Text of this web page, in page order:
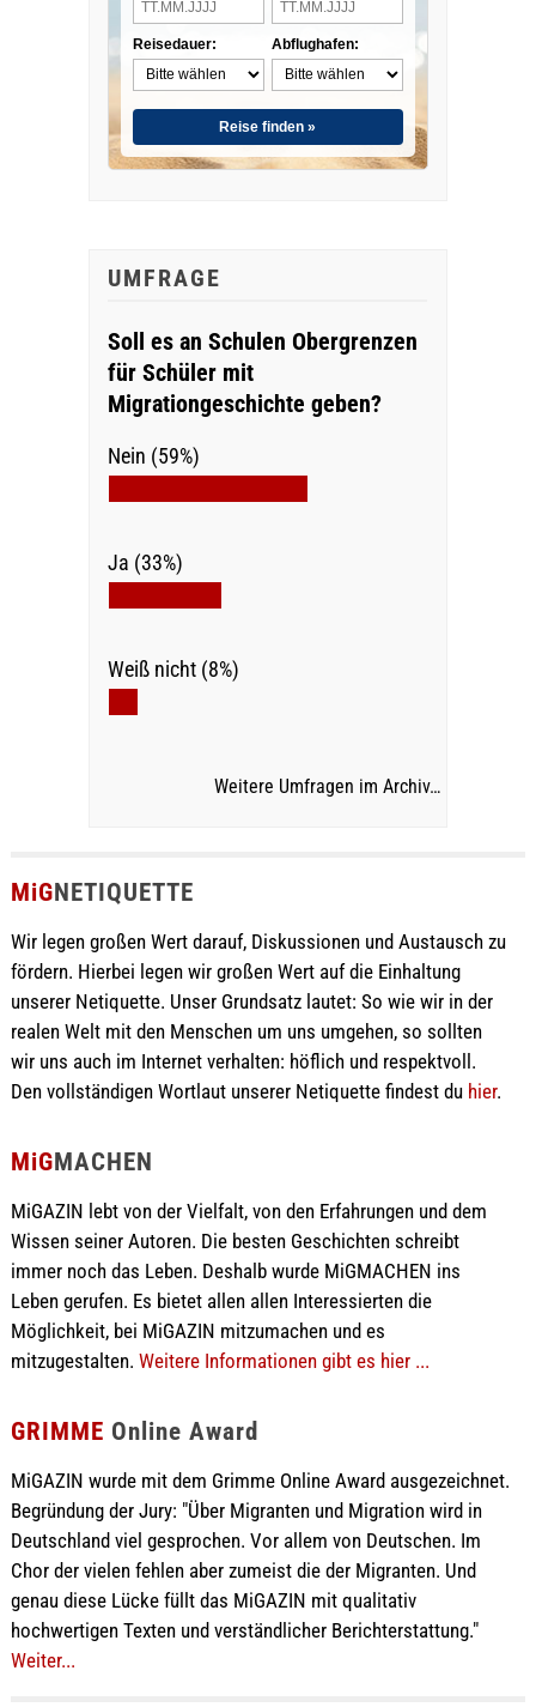
Reisedauer: Abflughafen:
Reise finden »
UMFRAGE
Soll es an Schulen Obergrenzen
für Schüler mit
Migrationgeschichte geben?
Nein (59%)
Ja (33%)
Weiß nicht (8%)
Weitere Umfragen im Archiv…
MiGNETIQUETTE
Wir legen großen Wert darauf, Diskussionen und Austausch zu
fördern. Hierbei legen wir großen Wert auf die Einhaltung
unserer Netiquette. Unser Grundsatz lautet: So wie wir in der
realen Welt mit den Menschen um uns umgehen, so sollten
wir uns auch im Internet verhalten: höflich und respektvoll.
Den vollständigen Wortlaut unserer Netiquette findest du hier.
MiGMACHEN
MiGAZIN lebt von der Vielfalt, von den Erfahrungen und dem
Wissen seiner Autoren. Die besten Geschichten schreibt
immer noch das Leben. Deshalb wurde MiGMACHEN ins
Leben gerufen. Es bietet allen allen Interessierten die
Möglichkeit, bei MiGAZIN mitzumachen und es
mitzugestalten. Weitere Informationen gibt es hier ...
GRIMME Online Award
MiGAZIN wurde mit dem Grimme Online Award ausgezeichnet.
Begründung der Jury: "Über Migranten und Migration wird in
Deutschland viel gesprochen. Vor allem von Deutschen. Im
Chor der vielen fehlen aber zumeist die der Migranten. Und
genau diese Lücke füllt das MiGAZIN mit qualitativ
hochwertigen Texten und verständlicher Berichterstattung."
Weiter...